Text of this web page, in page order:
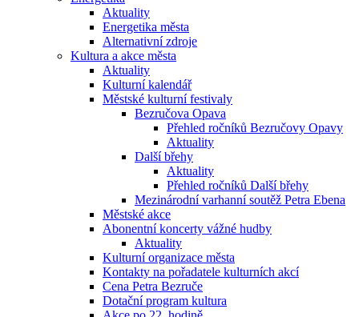
Aktuality
Energetika města
Alternativní zdroje
Kultura a akce města
Aktuality
Kulturní kalendář
Městské kulturní festivaly
Bezručova Opava
Přehled ročníků Bezručovy Opavy
Aktuality
Další břehy
Aktuality
Přehled ročníků Další břehy
Mezinárodní varhanní soutěž Petra Ebena
Městské akce
Abonentní koncerty vážné hudby
Aktuality
Kulturní organizace města
Kontakty na pořadatele kulturních akcí
Cena Petra Bezruče
Dotační program kultura